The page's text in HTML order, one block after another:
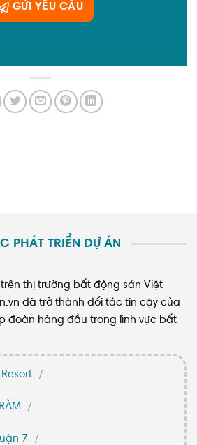
GỬI YÊU CẦU
PHÁT TRIỂN DỰ ÁN
thị trường bất động sản Việt
đã trở thành đối tác tin cậy của
đoàn hàng đầu trong lĩnh vực bất
7